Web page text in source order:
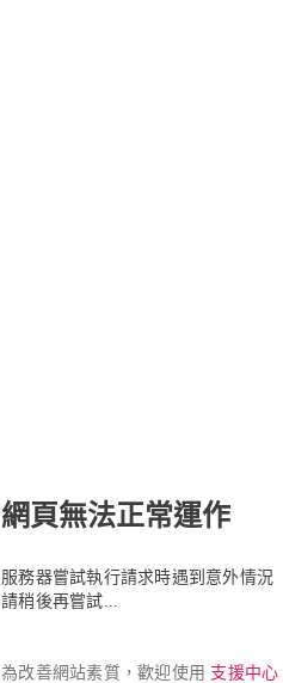
網頁無法正常運作
服務器嘗試執行請求時遇到意外情況
請稍後再嘗試...
為改善網站素質，歡迎使用 支援中心